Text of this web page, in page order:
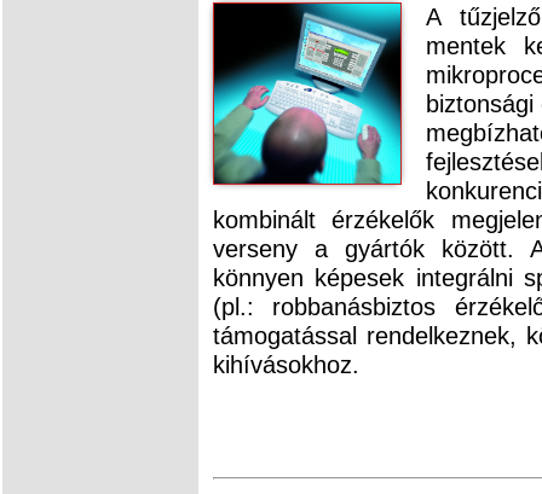
A
mentek
kombinált érzékelők
verseny a gyártók között.
könnyen képesek integrálni
(pl.: robbanásbiztos
támogatással rendelkeznek,
kihívásokhoz.